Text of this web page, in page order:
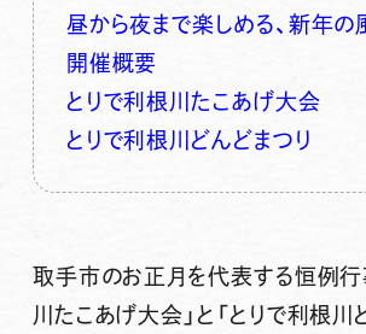
昼から夜まで楽しめる、新年の
開催概要
とりで利根川たこあげ大会
とりで利根川どんどまつり
取手市のお正月を代表する恒例行
川たこあげ大会 」と「 とりで利根川